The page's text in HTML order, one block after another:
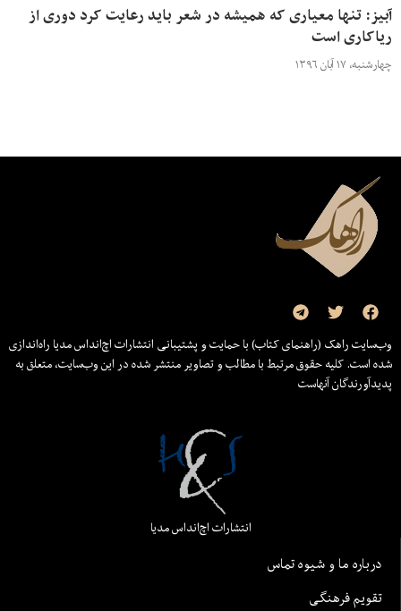
آبیز: تنها معیاری که همیشه در شعر باید رعایت کرد دوری از
ریاکاری است
چهارشنبه، ۱۷ آبان ۱۳۹۶
وب‌سایت راهک (راهنمای کتاب) با حمایت و پشتیبانی انتشارات اچ‌اند‌اس مدیا راه‌اندازی
شده است. کلیه حقوق مرتبط با مطالب و تصاویر منتشر شده در این وب‌سایت، متعلق به
پدیدآورندگان آنهاست
انتشارات اچ‌اند‌اس مدیا
درباره ما و شیوه تماس
تقویم فرهنگی